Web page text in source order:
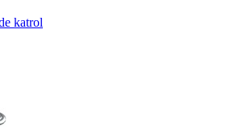
katrol